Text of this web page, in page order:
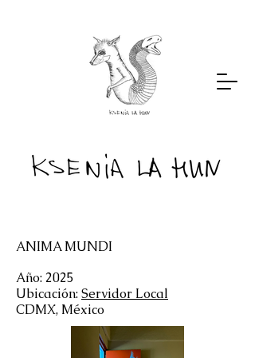
ANIMA MUNDI
Año: 2025
Ubicación:Servidor Local
CDMX, México